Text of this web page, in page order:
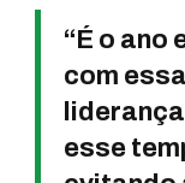
“É o ano
com
esse